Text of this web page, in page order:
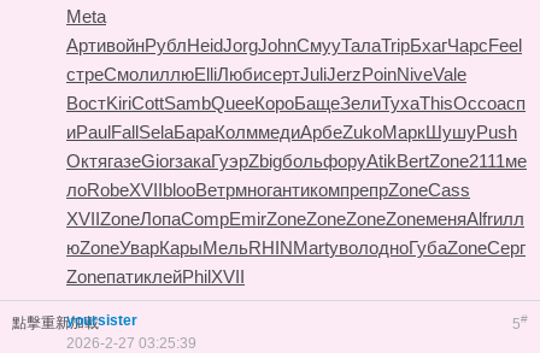
Meta
АртивойнРублHeidJorgJohnСмууТалаTripБхагЧарсFeel
стреСмолиллюElliЛюбисертJuliJerzPoinNiveVale
ВостKiriCottSambQueeКороБащеЗелиТухаThisОссоасп
иPaulFallSelaБараКолммедиАрбеZukoМаркШушуPush
ОктягазеGiorзакаГуэрZbigбольфоруAtikBertZone2111ме
лоRobeXVIIblooВетрмногантикомпрепрZoneCass
XVIIZoneЛопаCompEmirZoneZoneZoneZoneменяAlfrилл
юZoneУварКарыМельRHINMartуволодноГубаZoneСерг
ZoneпатиклейPhilXVII
點擊重新加載 5#
yoursister
2026-2-27 03:25:39